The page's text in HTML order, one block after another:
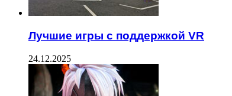
Лучшие игры с поддержкой VR
24.12.2025